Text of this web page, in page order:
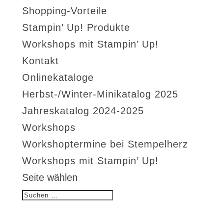
Shopping-Vorteile
Stampin’ Up! Produkte
Workshops mit Stampin’ Up!
Kontakt
Onlinekataloge
Herbst-/Winter-Minikatalog 2025
Jahreskatalog 2024-2025
Workshops
Workshoptermine bei Stempelherz
Workshops mit Stampin’ Up!
Seite wählen